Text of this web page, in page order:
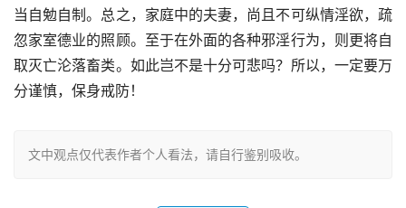
当自勉自制。总之，家庭中的夫妻，尚且不可纵情淫欲，疏
忽家室德业的照顾。至于在外面的各种邪淫行为，则更将自
取灭亡沦落畜类。如此岂不是十分可悲吗？所以，一定要万
分谨慎，保身戒防！
文中观点仅代表作者个人看法，请自行鉴别吸收。